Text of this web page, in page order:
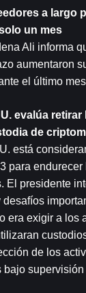
a largo
un mes
Ali informa
aumentaron
el último
evalúa
de
está
para
El presidente
era exigir a los
de los
bajo